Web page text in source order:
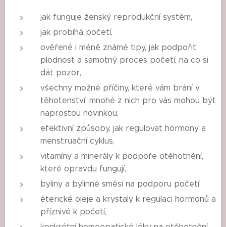
jak funguje ženský reprodukční systém,
jak probíhá početí,
ověřené i méně známé tipy, jak podpořit
plodnost a samotný proces početí, na co si
dát pozor,
všechny možné příčiny, které vám brání v
těhotenství, mnohé z nich pro vás mohou být
naprostou novinkou,
efektivní způsoby, jak regulovat hormony a
menstruační cyklus,
vitamíny a minerály k podpoře otěhotnění,
které opravdu fungují,
byliny a bylinné směsi na podporu početí,
éterické oleje a krystaly k regulaci hormonů a
příznivé k početí,